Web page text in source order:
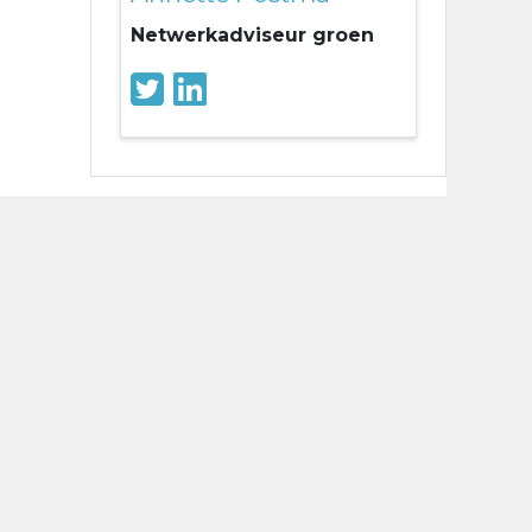
Netwerkadviseur groen